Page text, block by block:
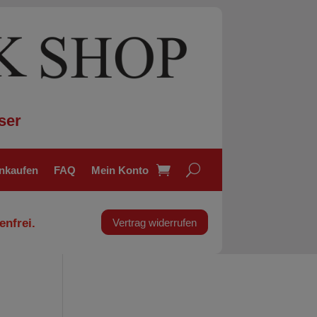
FAQ Mein Konto
Vertrag widerrufen